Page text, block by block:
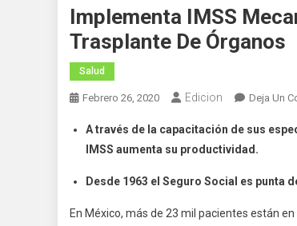
Implementa IMSS
Trasplante De Órganos
Salud
Febrero 26, 2020 Edicion Deja Un
A través de la capacitación de sus
IMSS aumenta su productividad.
Desde 1963 el Seguro Social es punta
En México, más de 23 mil pacientes están